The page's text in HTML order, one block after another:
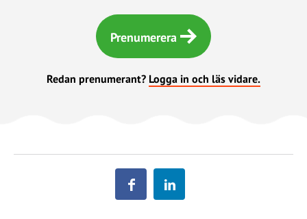
Prenumerera
Redan prenumerant? Logga in och läs vidare.